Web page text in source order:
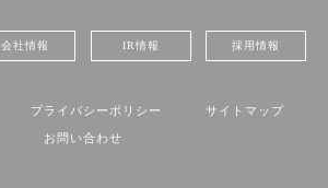
会社情報 IR情報 採用情報
プライバシーポリシー サイトマップ
お問い合わせ